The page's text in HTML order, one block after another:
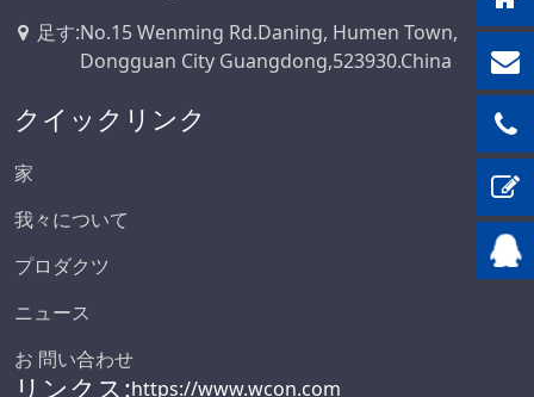
足す:No.15 Wenming Rd.Daning, Humen Town,
Dongguan City Guangdong,523930.China
クイックリンク
家
我々について
プロダクツ
ニュース
お 問い合わせ
リンクス:https://www.wcon.com